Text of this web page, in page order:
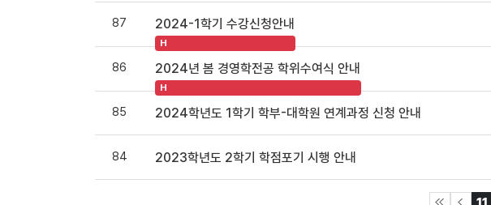
87 2024-1학기 수강신청안내
H
86 2024년 봄 경영학전공 학위수여식 안내
H
85 2024학년도 1학기 학부-대학원 연계과정 신청 안내
84 2023학년도 2학기 학점포기 시행 안내
11